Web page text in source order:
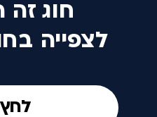
חוג זה
לצפייה
לחץ